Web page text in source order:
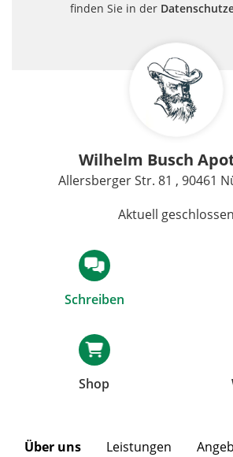
finden Sie in der
Wilhelm Busch
Allersberger Str. 81 , 90461
Aktuell geschlossen
Schreiben
Shop
Über uns Leistungen